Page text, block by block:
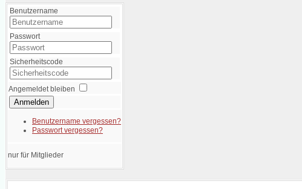
Benutzername
Passwort
Sicherheitscode
Angemeldet bleiben
Anmelden
Benutzername vergessen?
Passwort vergessen?
nur für Mitglieder